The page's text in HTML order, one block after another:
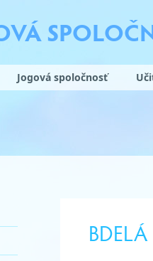
Jogová spoločnosť